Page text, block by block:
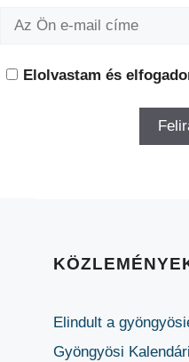
Elolvastam és
Elindult a
Gyöngyösi